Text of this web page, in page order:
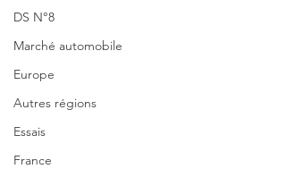
DS N°8
Marché automobile
Europe
Autres régions
Essais
France